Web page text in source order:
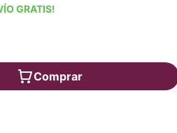
GRATIS!
Comprar